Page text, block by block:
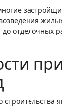
до отделочных